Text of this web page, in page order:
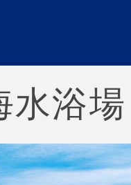
水浴場